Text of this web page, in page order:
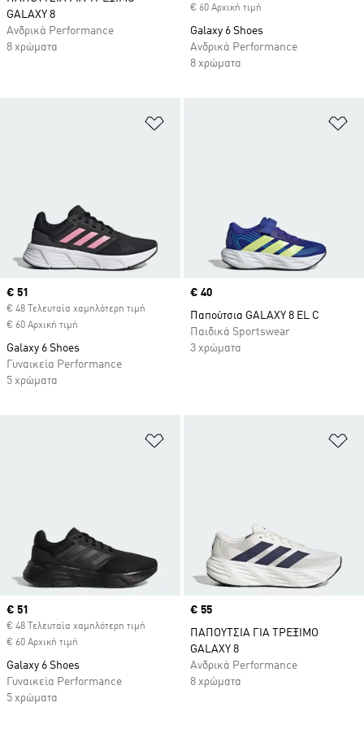
GALAXY 8
Ανδρικά Performance
8 χρώματα
€ 60 Αρχική τιμή
Galaxy 6 Shoes
Ανδρικά Performance
8 χρώματα
Προσθήκη στη Λίστα Επιθυμιών
Current price
€ 51
€ 48 Τελευταία χαμηλότερη τιμή
€ 60 Αρχική τιμή
Galaxy 6 Shoes
Γυναικεία Performance
5 χρώματα
Price
€ 40
Παπούτσια GALAXY 8 EL C
Παιδικά Sportswear
3 χρώματα
Προσθήκη στη Λίστα Επιθυμιών
Current price
€ 51
€ 48 Τελευταία χαμηλότερη τιμή
€ 60 Αρχική τιμή
Galaxy 6 Shoes
Γυναικεία Performance
5 χρώματα
Price
€ 55
ΠΑΠΟΥΤΣΙΑ ΓΙΑ ΤΡΕΞΙΜΟ
GALAXY 8
Ανδρικά Performance
8 χρώματα